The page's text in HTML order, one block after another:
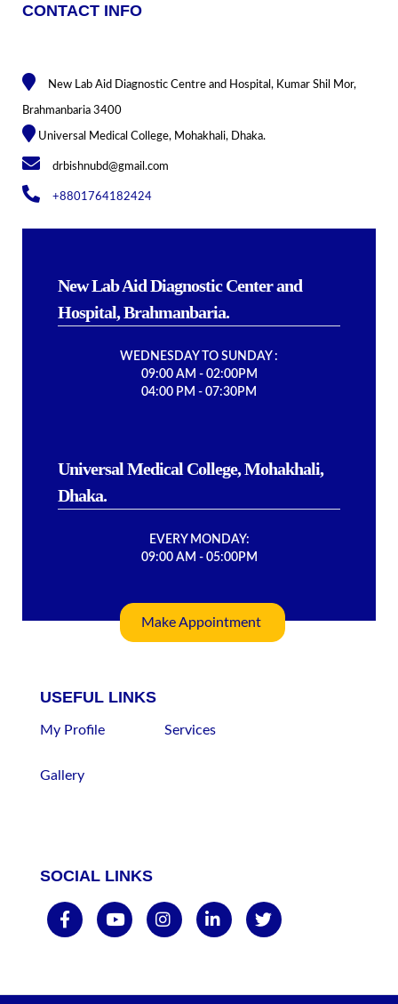
CONTACT INFO
New Lab Aid Diagnostic Centre and Hospital, Kumar Shil Mor,
Brahmanbaria 3400
Universal Medical College, Mohakhali, Dhaka.
drbishnubd@gmail.com
+8801764182424
New Lab Aid Diagnostic Center and
Hospital, Brahmanbaria.
WEDNESDAY TO SUNDAY :
09:00 AM - 02:00PM
04:00 PM - 07:30PM
Universal Medical College, Mohakhali,
Dhaka.
EVERY MONDAY:
09:00 AM - 05:00PM
Make Appointment
USEFUL LINKS
My Profile Services
Gallery
SOCIAL LINKS